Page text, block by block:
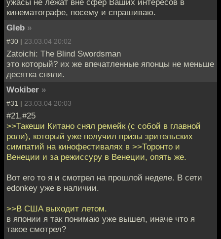
ужасы не лежат вне сфер Ваших интересов в
кинематографе, посему и спрашиваю.
Gleb »
#30 | 23.03.04 20:02
Zatoichi: The Blind Swordsman
это который? их же впечатленные японцы не меньше
десятка сняли.
Wokiber »
#31 | 23.03.04 20:03
#21,#25
>>Такеши Китано снял ремейк (с собой в главной
роли), который уже получил призы зрительских
симпатий на кинофестивалях в >>Торонто и
Венеции и за режиссуру в Венеции, опять же.
Вот его то я и смотрел на прошлой неделе. В сети
edonkey уже в наличии.
>>В США выходит летом.
в японии я так понимаю уже вышел, иначе что я
такое смотрел?